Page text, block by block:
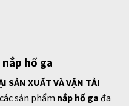
hố ga
SẢN XUẤT VÀ VẬN TẢI
sản phẩm nắp hố ga đa